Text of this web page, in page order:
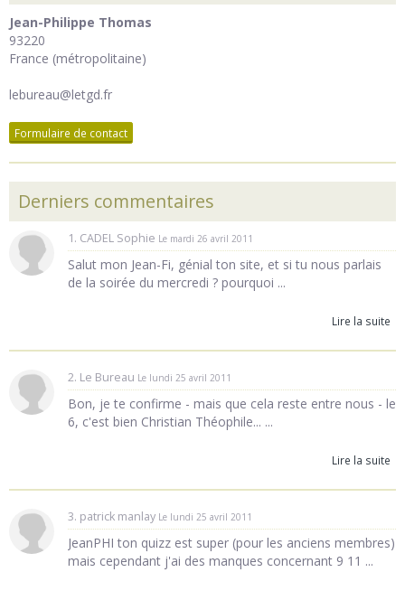
Jean-Philippe Thomas
93220
France (métropolitaine)
lebureau@letgd.fr
Formulaire de contact
Derniers commentaires
1. CADEL Sophie Le mardi 26 avril 2011
Salut mon Jean-Fi, génial ton site, et si tu nous parlais
de la soirée du mercredi ? pourquoi ...
Lire la suite
2. Le Bureau Le lundi 25 avril 2011
Bon, je te confirme - mais que cela reste entre nous - le
6, c'est bien Christian Théophile... ...
Lire la suite
3. patrick manlay Le lundi 25 avril 2011
JeanPHI ton quizz est super (pour les anciens membres)
mais cependant j'ai des manques concernant 9 11 ...